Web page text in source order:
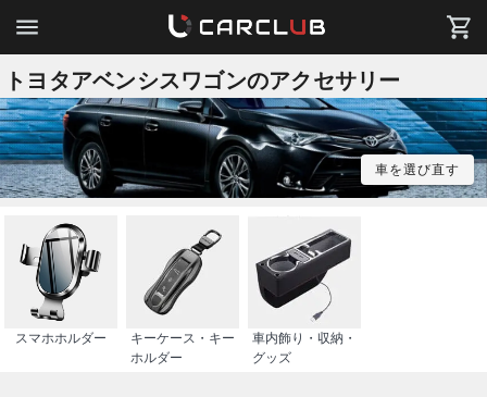
トヨタアベンシスワゴンのアクセサリー
車を選び直す
スマホホルダー
キーケース・キー
ホルダー
車内飾り・収納・
グッズ